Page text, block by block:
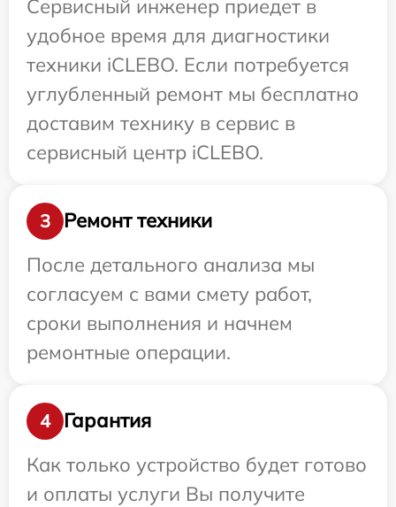
Сервисный инженер приедет в
удобное время для диагностики
техники iCLEBO. Если потребуется
углубленный ремонт мы бесплатно
доставим технику в сервис в
сервисный центр iCLEBO.
3
Ремонт техники
После детального анализа мы
согласуем с вами смету работ,
сроки выполнения и начнем
ремонтные операции.
4
Гарантия
Как только устройство будет готово
и оплаты услуги Вы получите